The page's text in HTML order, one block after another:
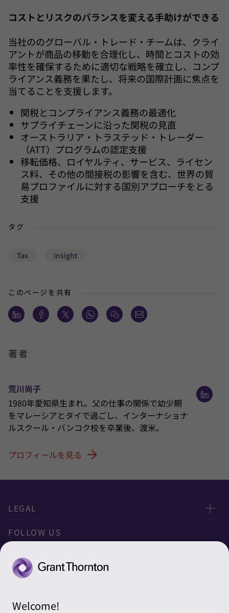
コストとリスクのバランスを変える手助けができる
当社ののグローバル・トレード・チームは、クライ
アントが商品の移動を合理化し、時間とコストの効
率性を確保するために適切な戦略を確立し、コンプ
ライアンス義務を果たし、将来の国際計画に焦点を
当てることを支援します。
関税とコンプライアンス義務の最適化
サプライチェーンに沿った関税の見直
オーストラリア・トラステッド・トレーダー
（ATT）プログラムの認定支援
移転価格、ロイヤルティ、サービス、ライセン
ス料、その他の間接税の影響を含む、世界の貿
易プロファイルに対する国別アプローチをとる
支援
タグ
Tax Insight
このページを共有
著者
荒川尚子
1980年愛知県生まれ。父の仕事の関係で幼少期
をマレーシアとタイで過ごし、インターナショナ
ルスクール・バンコク校を卒業後、渡米。
プロフィールを見る
LEGAL
Privacy
FOLLOW US
© 2026 Grant Thornton Australia Limited – All rights reserved.
Welcome!